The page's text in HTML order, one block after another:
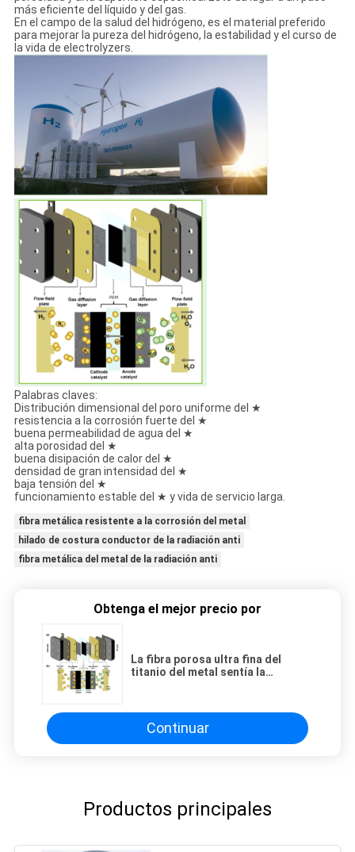
más eficiente del líquido y del gas.
En el campo de la salud del hidrógeno, es el material preferido
para mejorar la pureza del hidrógeno, la estabilidad y el curso de
la vida de electrolyzers.
Palabras claves:
Distribución dimensional del poro uniforme del ★
resistencia a la corrosión fuerte del ★
buena permeabilidad de agua del ★
alta porosidad del ★
buena disipación de calor del ★
densidad de gran intensidad del ★
baja tensión del ★
funcionamiento estable del ★ y vida de servicio larga.
fibra metálica resistente a la corrosión del metal
hilado de costura conductor de la radiación anti
fibra metálica del metal de la radiación anti
Obtenga el mejor precio por
La fibra porosa ultra fina del
titanio del metal sentía la
Continuar
Productos principales